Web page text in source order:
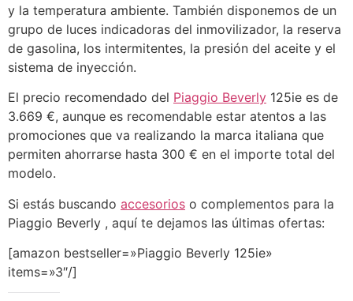
y la temperatura ambiente. También disponemos de un
grupo de luces indicadoras del inmovilizador, la reserva
de gasolina, los intermitentes, la presión del aceite y el
sistema de inyección.
El precio recomendado del Piaggio Beverly 125ie es de
3.669 €, aunque es recomendable estar atentos a las
promociones que va realizando la marca italiana que
permiten ahorrarse hasta 300 € en el importe total del
modelo.
Si estás buscando accesorios o complementos para la
Piaggio Beverly , aquí te dejamos las últimas ofertas:
[amazon bestseller=»Piaggio Beverly 125ie»
items=»3″/]